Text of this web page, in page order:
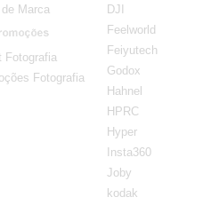
de Marca
Fotografia
Fotografia
DJI
Feelworld
Feiyutech
Godox
Hahnel
HPRC
Hyper
Insta360
Joby
kodak